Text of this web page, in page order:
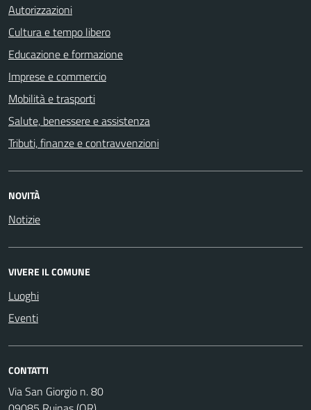
Autorizzazioni
Cultura e tempo libero
Educazione e formazione
Imprese e commercio
Mobilità e trasporti
Salute, benessere e assistenza
Tributi, finanze e contravvenzioni
NOVITÀ
Notizie
VIVERE IL COMUNE
Luoghi
Eventi
CONTATTI
Via San Giorgio n. 80